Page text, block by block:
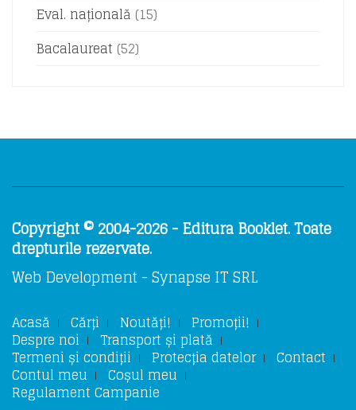
Eval. națională (15)
Bacalaureat (52)
Copyright © 2004-2026 - Editura Booklet. Toate
drepturile rezervate.
Web Development - Synapse IT SRL
Acasă Cărți Noutăți! Promoții!
Despre noi Transport și plată
Termeni și condiții Protecția datelor Contact
Contul meu Coșul meu
Regulament Campanie